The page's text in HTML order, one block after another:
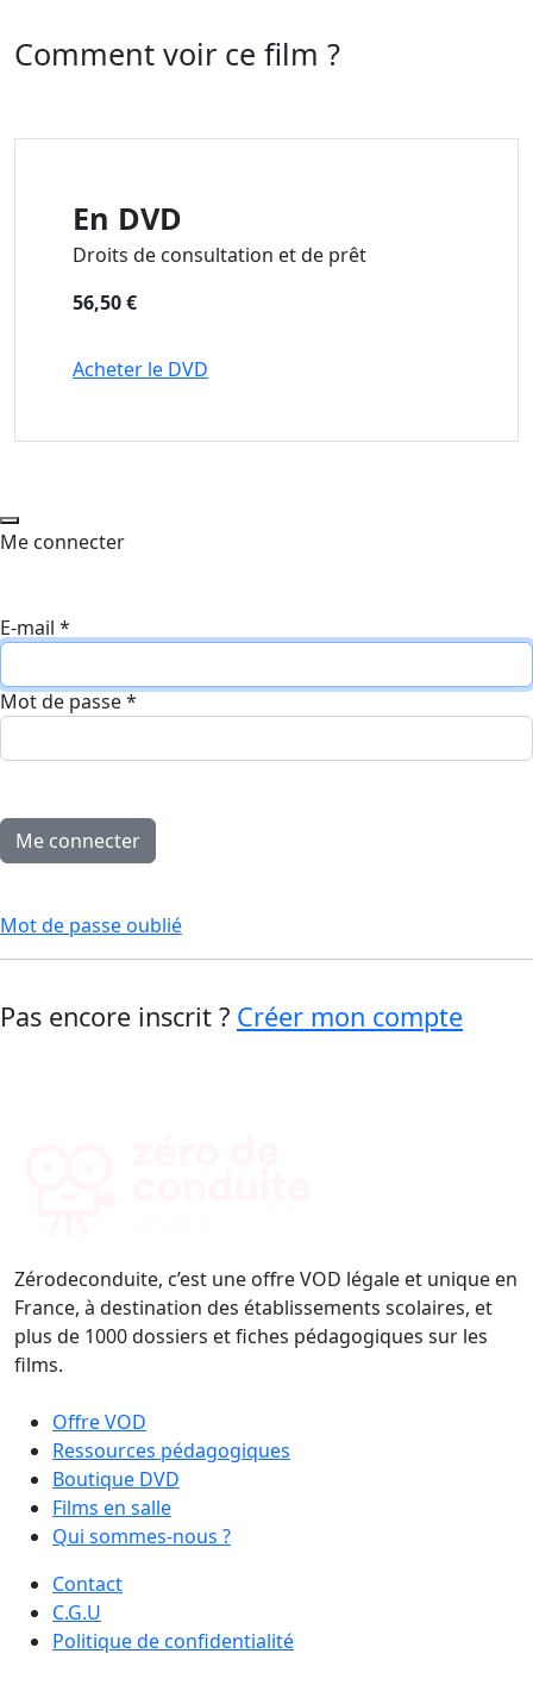
Comment voir ce film ?
En DVD
Droits de consultation et de prêt
56,50 €
Acheter le DVD
Me connecter
E-mail *
Mot de passe*
Mot de passe oublié
Pas encore inscrit ? Créer mon compte
Zérodeconduite, c’est une offre VOD légale et unique en
France, à destination des établissements scolaires, et
plus de 1000 dossiers et fiches pédagogiques sur les
films.
Offre VOD
Ressources pédagogiques
Boutique DVD
Films en salle
Qui sommes-nous ?
Contact
C.G.U
Politique de confidentialité